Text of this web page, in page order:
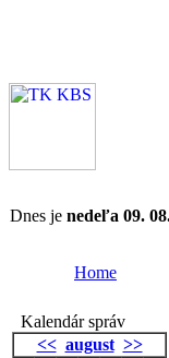
Dnes je nedeľa 09.
Home
Kalendár správ
<< august >>